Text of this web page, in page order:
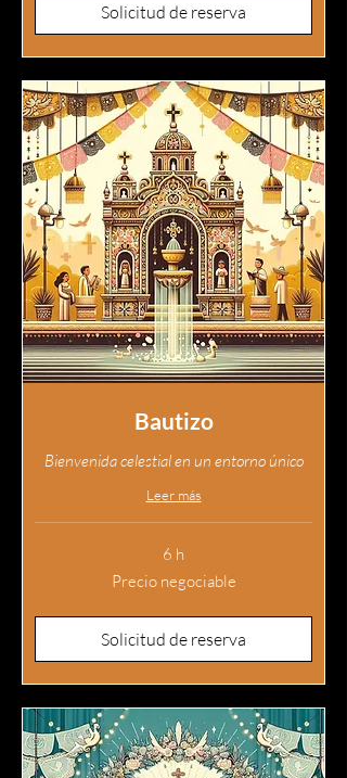
Solicitud de reserva
Bautizo
Bienvenida celestial en un entorno único
Leer más
6 h
Precio negociable
Solicitud de reserva